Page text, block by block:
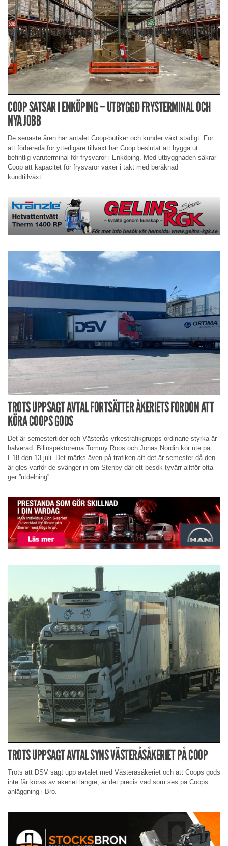
COOP SATSAR I ENKÖPING – UTBYGGD FRYSTERMINAL OCH
NYA JOBB
De senaste åren har antalet Coop-butiker och kunder växt stadigt. För
att förbereda för ytterligare tillväxt har Coop beslutat att bygga ut
befintlig varuterminal för frysvaror i Enköping. Med utbyggnaden säkrar
Coop att kapacitet för frysvaror växer i takt med beräknad
kundtillväxt.
TROTS UPPSAGT AVTAL FORTSÄTTER ÅKERIETS FORDON ATT
KÖRA COOPS GODS
Det är semestertider och Västerås yrkestrafikgrupps ordinarie styrka är
halverad. Bilinspektörerna Tommy Roos och Jonas Nordin kör ute på
E18 den 13 juli. Det märks även på trafiken att det är semester då den
är gles varför de svänger in om Stenby där ett besök tyvärr alltför ofta
ger ”utdelning”.
TROTS UPPSAGT AVTAL SYNS VÄSTERÅSÅKERIET PÅ COOP
Trots att DSV sagt upp avtalet med Västeråsåkeriet och att Coops gods
inte får köras av åkeriet längre, är det precis vad som ses på Coops
anläggning i Bro.